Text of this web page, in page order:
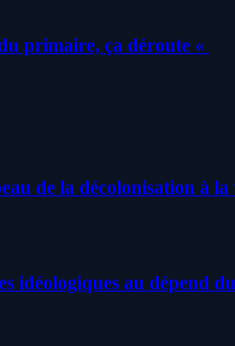
primaire, ça déroute «
de la décolonisation à
idéologiques au dépend